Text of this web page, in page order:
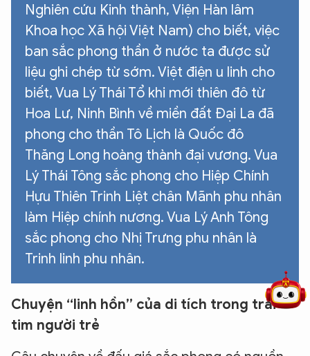
Nghiên cứu Kinh thành, Viện Hàn lâm
Khoa học Xã hội Việt Nam) cho biết, việc
ban sắc phong thần ở nước ta được sử
liệu ghi chép từ sớm. Việt điện u linh cho
biết, Vua Lý Thái Tổ khi mới thiên đô từ
Hoa Lư, Ninh Bình về miền đất Đại La đã
phong cho thần Tô Lịch là Quốc đô
Thăng Long hoàng thành đại vương. Vua
Lý Thái Tông sắc phong cho Hiệp Chính
Hựu Thiên Trinh Liệt chân Mãnh phu nhân
làm Hiệp chính nương. Vua Lý Anh Tông
sắc phong cho Nhị Trưng phu nhân là
Trinh linh phu nhân.
Chuyện “linh hồn” của di tích trong trái
tim người trẻ
5 điểm nghẽn của Hà Nội giải pháp xử lý điểm nghẽn của